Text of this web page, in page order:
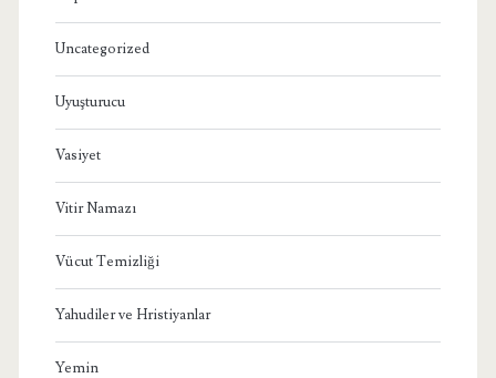
Uncategorized
Uyuşturucu
Vasiyet
Vitir Namazı
Vücut Temizliği
Yahudiler ve Hristiyanlar
Yemin